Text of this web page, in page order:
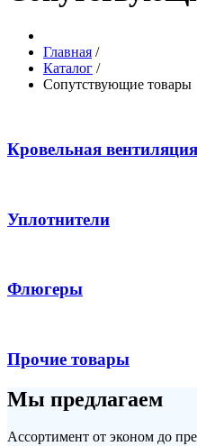
Главная /
Каталог /
Сопутствующие товары
Кровельная
Уплотнители
Флюгеры
Прочие товары
Мы предлагаем
Ассортимент от эконом до